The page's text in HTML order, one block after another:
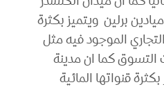
برلين ويتميز بكثرة
الموجود فيه مثل
كما ان مدينة
قنواتها المائية